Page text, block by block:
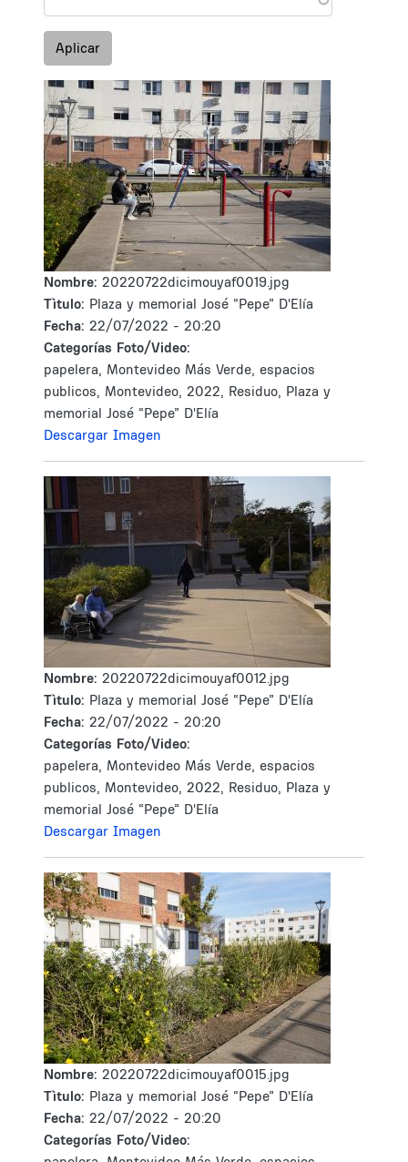
Aplicar
Nombre: 20220722dicimouyaf0019.jpg
Tìtulo: Plaza y memorial José “Pepe” D'Elía
Fecha: 22/07/2022 - 20:20
Categorías Foto/Video:
papelera, Montevideo Más Verde, espacios
publicos, Montevideo, 2022, Residuo, Plaza y
memorial José “Pepe” D'Elía
Descargar Imagen
Nombre: 20220722dicimouyaf0012.jpg
Tìtulo: Plaza y memorial José “Pepe” D'Elía
Fecha: 22/07/2022 - 20:20
Categorías Foto/Video:
papelera, Montevideo Más Verde, espacios
publicos, Montevideo, 2022, Residuo, Plaza y
memorial José “Pepe” D'Elía
Descargar Imagen
Nombre: 20220722dicimouyaf0015.jpg
Tìtulo: Plaza y memorial José “Pepe” D'Elía
Fecha: 22/07/2022 - 20:20
Categorías Foto/Video: